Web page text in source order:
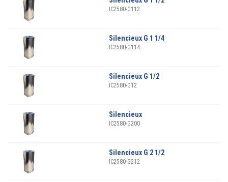
IC2580-G112
Silencieux G 1 1/4
IC2580-G114
Silencieux G 1/2
IC2580-G12
Silencieux
IC2580-G200
Silencieux G 2 1/2
IC2580-G212